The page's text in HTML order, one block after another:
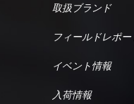
取扱ブランド
フィールドレポー
イベント情報
入荷情報